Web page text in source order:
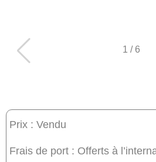
1 / 6
Prix : Vendu
Frais de port : Offerts à